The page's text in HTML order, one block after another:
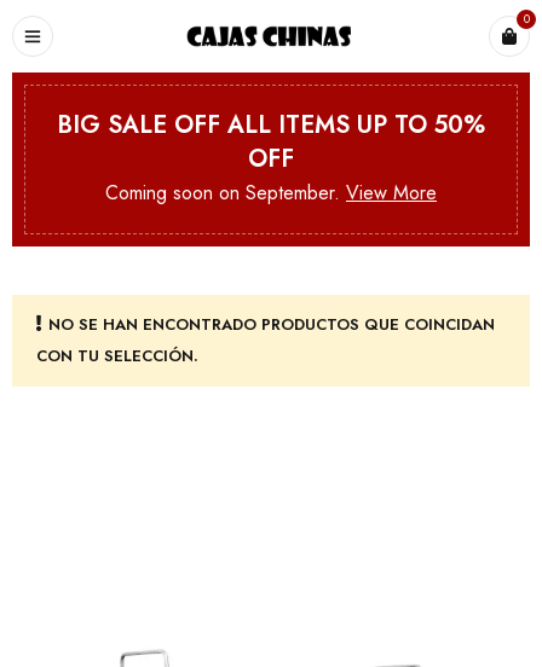
0
BIG SALE OFF ALL ITEMS UP TO 50%
OFF
Coming soon on September. View More
NO SE HAN ENCONTRADO PRODUCTOS QUE COINCIDAN
CON TU SELECCIÓN.